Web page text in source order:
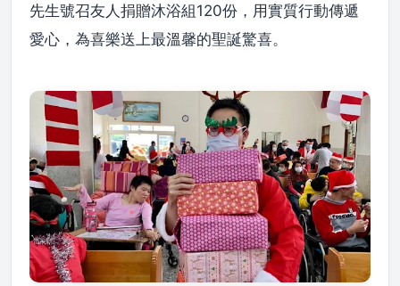
先生號召友人捐贈沐浴組120份，用實質行動傳遞
愛心，為喜樂送上最溫馨的聖誕驚喜。